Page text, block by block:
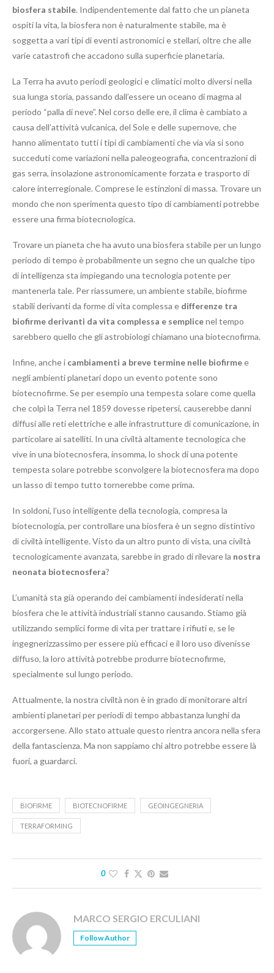
biosfera stabile. Indipendentemente dal fatto che un pianeta
ospiti la vita, la biosfera non è naturalmente stabile, ma è
soggetta a vari tipi di eventi astronomici e stellari, oltre che alle
varie catastrofi che accadono sulla superficie planetaria.
La Terra ha avuto periodi geologici e climatici molto diversi nella
sua lunga storia, passando dall’essere un oceano di magma al
periodo “palla di neve”. Nel corso delle ere, il clima è cambiato a
causa dell’attività vulcanica, del Sole e delle supernove, che
hanno alimentato tutti i tipi di cambiamenti che via via si sono
succeduti come variazioni nella paleogeografia, concentrazioni di
gas serra, insolazione astronomicamente forzata e trasporto di
calore interregionale. Comprese le estinzioni di massa. Trovare un
mondo che non sperimenta questo tipo di cambiamenti potrebbe
essere una firma biotecnologica.
Trovare un pianeta che ha avuto una biosfera stabile per un lungo
periodo di tempo è probabilmente un segno che un qualche tipo
di intelligenza sta impiegando una tecnologia potente per
mantenerla tale. Per riassumere, un ambiente stabile, biofirme
stabili derivanti da forme di vita complessa e differenze tra
biofirme derivanti da vita complessa e semplicenel tempo
sarebbero quello che gli astrobiologi chiamano una biotecnofirma.
Infine, anche i cambiamenti a breve termine nelle biofirmee
negli ambienti planetari dopo un evento potente sono
biotecnofirme. Se per esempio una tempesta solare come quella
che colpì la Terra nel 1859 dovesse ripetersi, causerebbe danni
diffusi alle reti elettriche e alle infrastrutture di comunicazione, in
particolare ai satelliti. In una civiltà altamente tecnologica che
vive in una biotecnosfera, insomma, lo shock di una potente
tempesta solare potrebbe sconvolgere la biotecnosfera ma dopo
un lasso di tempo tutto tornerebbe come prima.
In soldoni, l’uso intelligente della tecnologia, compresa la
biotecnologia, per controllare una biosfera è un segno distintivo
di civiltà intelligente. Visto da un altro punto di vista, una civiltà
tecnologicamente avanzata, sarebbe in grado di rilevare la nostra
neonata biotecnosfera?
L’umanità sta già operando dei cambiamenti indesiderati nella
biosfera che le attività industriali stanno causando. Stiamo già
utilizzando semplici forme di vita per trattare i rifiuti e, se le
ingegnerizzassimo per essere più efficaci e il loro uso divenisse
diffuso, la loro attività potrebbe produrre biotecnofirme,
specialmente sul lungo periodo.
Attualmente, la nostra civiltà non è in grado di monitorare altri
ambienti planetari per periodi di tempo abbastanza lunghi da
accorgersene. Allo stato attuale questo rientra ancora nella sfera
della fantascienza. Ma non sappiamo chi altro potrebbe essere là
fuori, a guardarci.
BIOFIRME BIOTECNOFIRME GEOINGEGNERIA
TERRAFORMING
0
MARCO SERGIO ERCULIANI
Follow Author